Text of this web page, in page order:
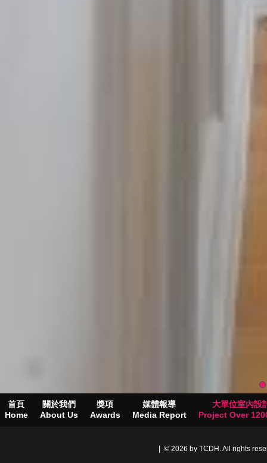
首頁
Home
關於我們
About Us
獎項
Awards
媒體報導
Media Report
大單位室內設
Project Over
| © 2026 by TCDH. All rights